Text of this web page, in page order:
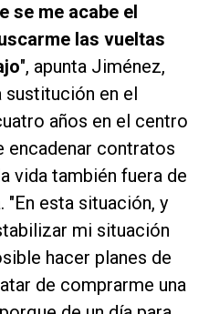
se me acabe el
las vueltas
", apunta Jiménez,
sustitución en el
años en el centro
encadenar contratos
vida también fuera de
"En esta situación, y
mi situación
hacer planes de
de comprarme una